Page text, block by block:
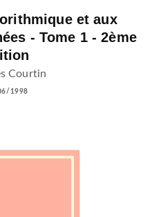
et aux
- Tome 1 - 2ème
Courtin
1998